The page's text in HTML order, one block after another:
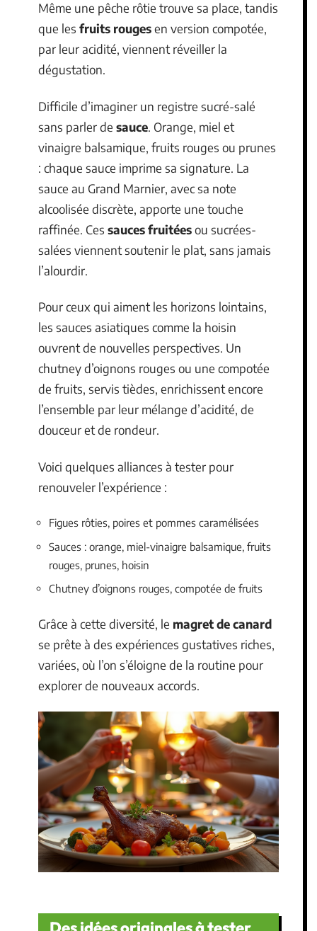
Même une pêche rôtie trouve sa place, tandis
que les fruits rougesen version compotée,
par leur acidité, viennent réveiller la
dégustation.
Difficile d’imaginer un registre sucré-salé
sans parler de sauce. Orange, miel et
vinaigre balsamique, fruits rouges ou prunes
: chaque sauce imprime sa signature. La
sauce au Grand Marnier, avec sa note
alcoolisée discrète, apporte une touche
raffinée. Ces sauces fruitéesou sucrées-
salées viennent soutenir le plat, sans jamais
l’alourdir.
Pour ceux qui aiment les horizons lointains,
les sauces asiatiques comme la hoisin
ouvrent de nouvelles perspectives. Un
chutney d’oignons rouges ou une compotée
de fruits, servis tièdes, enrichissent encore
l’ensemble par leur mélange d’acidité, de
douceur et de rondeur.
Voici quelques alliances à tester pour
renouveler l’expérience :
Figues rôties, poires et pommes caramélisées
Sauces : orange, miel-vinaigre balsamique, fruits
rouges, prunes, hoisin
Chutney d’oignons rouges, compotée de fruits
Grâce à cette diversité, le magret de canard
se prête à des expériences gustatives riches,
variées, où l’on s’éloigne de la routine pour
explorer de nouveaux accords.